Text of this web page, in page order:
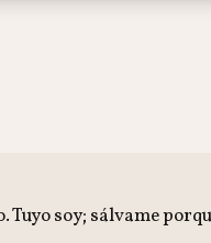
soy; sálvame